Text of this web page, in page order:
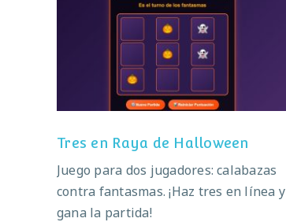
Tres en Raya de Halloween
Tres en Raya de Halloween
Juego para dos jugadores: calabazas
contra fantasmas. ¡Haz tres en línea y
gana la partida!